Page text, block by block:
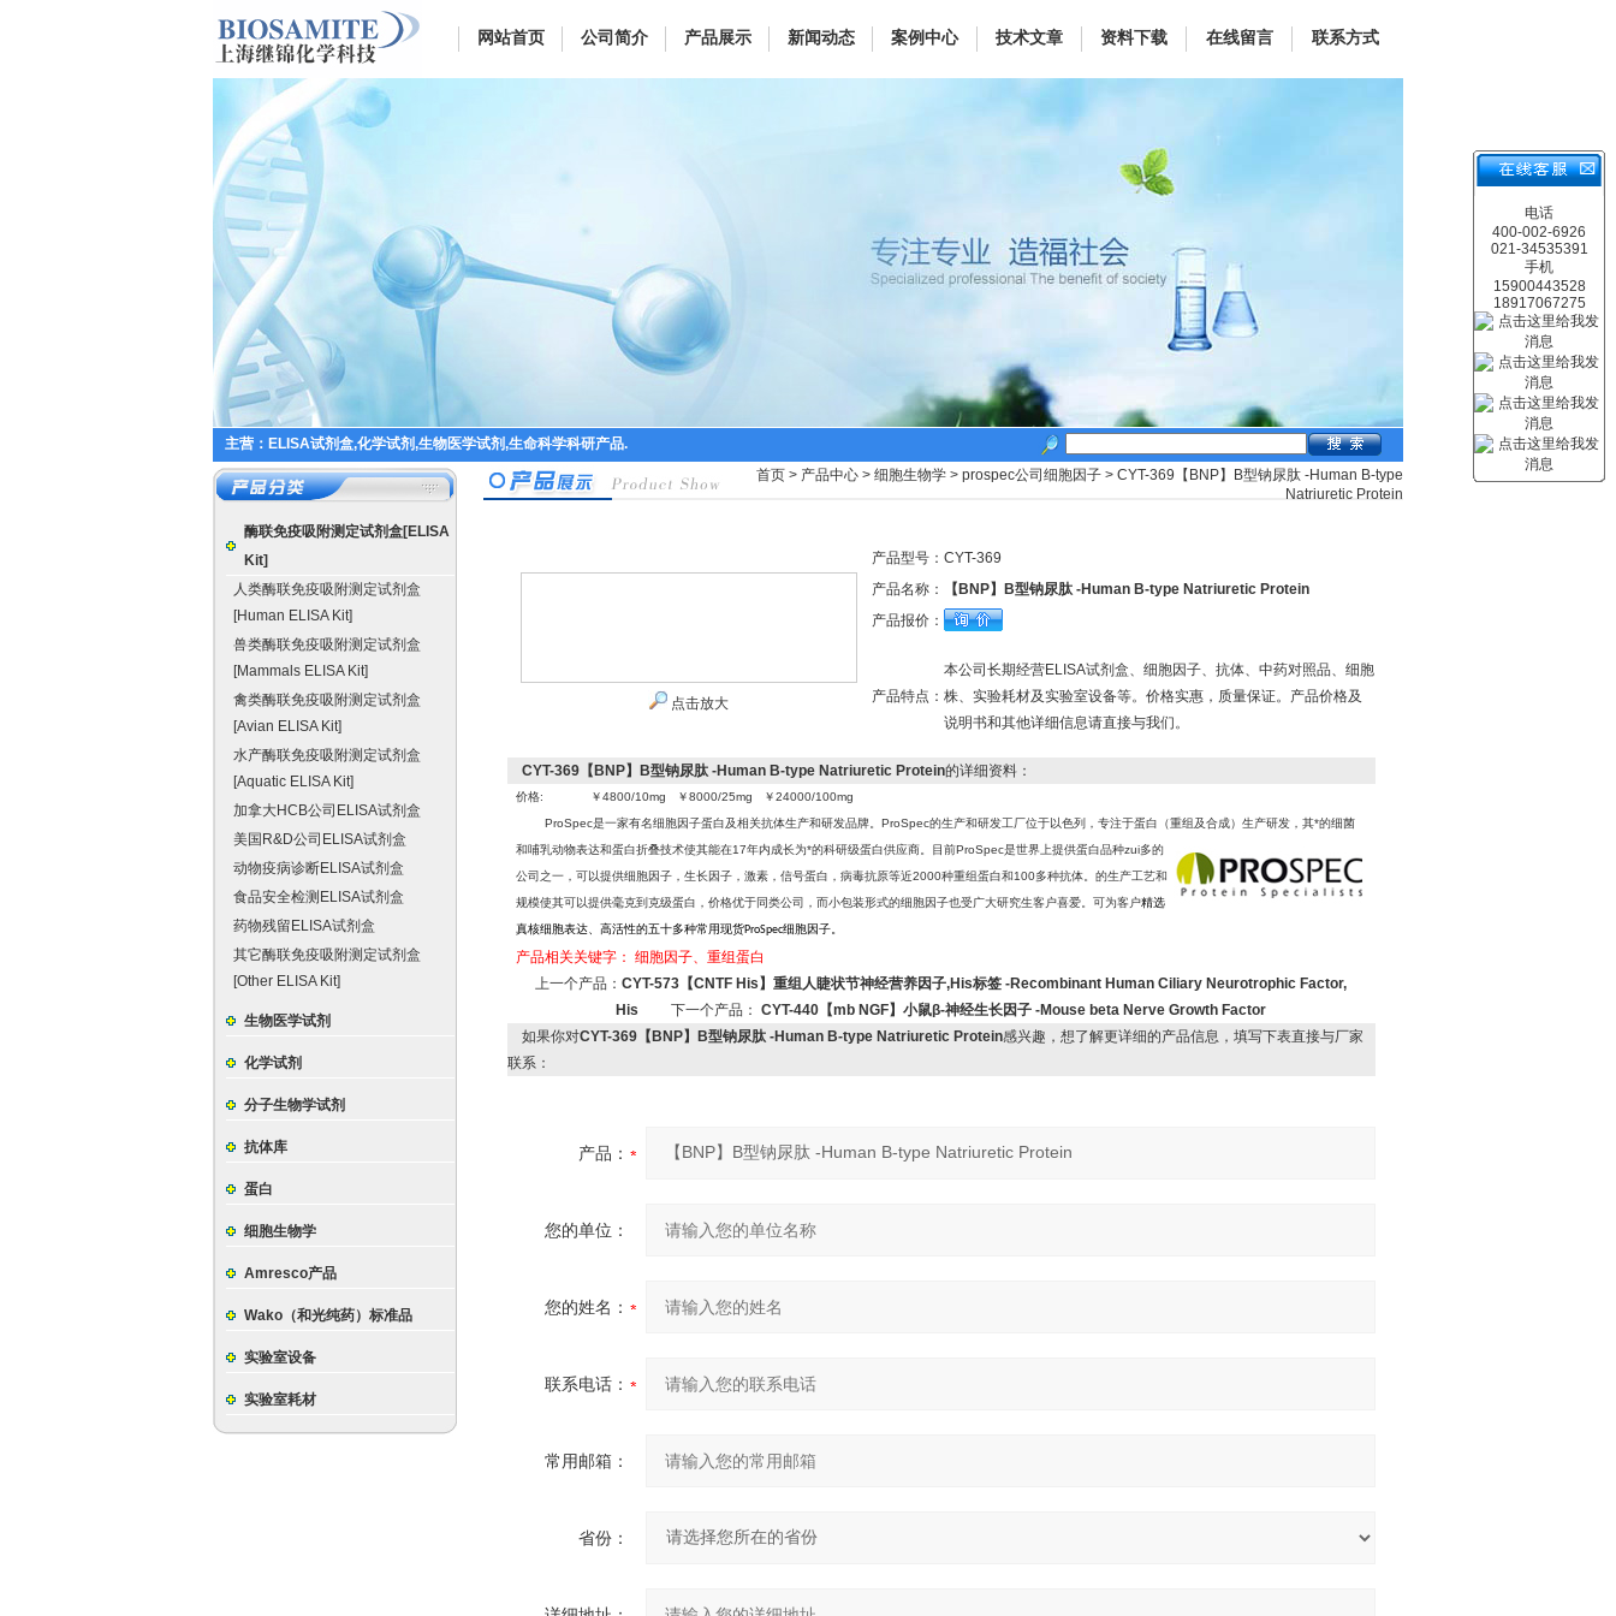
网站首页 公司简介 产品展示 新闻动态 案例中心 技术文章 资料下载 在线留言 联系方式
主营：ELISA试剂盒,化学试剂,生物医学试剂,生命科学科研产品.
酶联免疫吸附测定试剂盒[ELISA
Kit]
人类酶联免疫吸附测定试剂盒
[Human ELISA Kit]
兽类酶联免疫吸附测定试剂盒
[Mammals ELISA Kit]
禽类酶联免疫吸附测定试剂盒
[Avian ELISA Kit]
水产酶联免疫吸附测定试剂盒
[Aquatic ELISA Kit]
加拿大HCB公司ELISA试剂盒
美国R&D公司ELISA试剂盒
动物疫病诊断ELISA试剂盒
食品安全检测ELISA试剂盒
药物残留ELISA试剂盒
其它酶联免疫吸附测定试剂盒
[Other ELISA Kit]
生物医学试剂
化学试剂
分子生物学试剂
抗体库
蛋白
细胞生物学
Amresco产品
Wako（和光纯药）标准品
实验室设备
实验室耗材
首页 > 产品中心 > 细胞生物学 > prospec公司细胞因子 > CYT-369【BNP】B型钠尿肽 -Human B-type
Natriuretic Protein
点击放大
产品型号： CYT-369
产品名称：
【BNP】B型钠尿肽 -Human B-type Natriuretic Protein
产品报价：
产品特点：
本公司长期经营ELISA试剂盒、细胞因子、抗体、中药对照品、细胞
株、实验耗材及实验室设备等。价格实惠，质量保证。产品价格及
说明书和其他详细信息请直接与我们。
CYT-369【BNP】B型钠尿肽 -Human B-type Natriuretic Protein的详细资料：
价格: ￥4800/10mg ￥8000/25mg ￥24000/100mg
ProSpec是一家有名细胞因子蛋白及相关抗体生产和研发品牌。ProSpec的生产和研发工厂位于以色列，专注于蛋白（重组及合成）生产研发，其*的细菌
和哺乳动物表达和蛋白折叠技术使其能在17年内成长为*的科研级蛋白供应商。目前ProSpec是世界上提供蛋白品种zui多的
公司之一，可以提供细胞因子，生长因子，激素，信号蛋白，病毒抗原等近2000种重组蛋白和100多种抗体。的生产工艺和
规模使其可以提供毫克到克级蛋白，价格优于同类公司，而小包装形式的细胞因子也受广大研究生客户喜爱。可为客户精选
真核细胞表达、高活性的五十多种常用现货ProSpec细胞因子。
产品相关关键字： 细胞因子、重组蛋白
上一个产品： CYT-573【CNTF His】重组人睫状节神经营养因子,His标签 -Recombinant Human Ciliary Neurotrophic Factor,
His 下一个产品： CYT-440【mb NGF】小鼠β-神经生长因子 -Mouse beta Nerve Growth Factor
如果你对CYT-369【BNP】B型钠尿肽 -Human B-type Natriuretic Protein感兴趣，想了解更详细的产品信息，填写下表直接与厂家
联系：
产品：
您的单位：
您的姓名：
联系电话：
常用邮箱：
省份：
电话
400-002-6926
021-34535391
手机
15900443528
18917067275